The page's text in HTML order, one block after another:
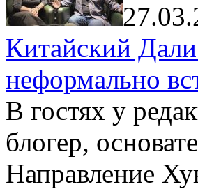
Китайский
неформально
В гостях у
блогер,
Направление